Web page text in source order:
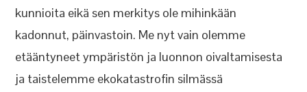
kunnioita eikä sen merkitys ole mihinkään
kadonnut, päinvastoin. Me nyt vain olemme
etääntyneet ympäristön ja luonnon oivaltamisesta
ja taistelemme ekokatastrofin silmässä